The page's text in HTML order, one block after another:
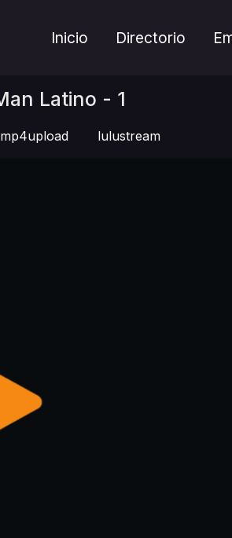
Inicio Directorio
Latino - 1
mp4upload lulustream